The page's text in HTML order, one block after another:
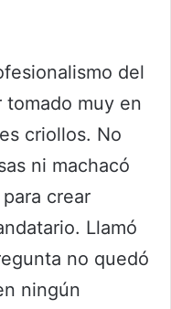
del
tomado muy en
criollos. No
ni machacó
crear
Llamó
no quedó
ningún